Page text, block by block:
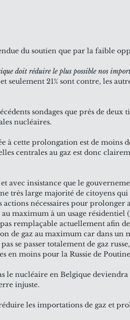
du soutien que par la faible
doit réduire le plus possible nos
seulement 21% sont contre, les
sondages que près de deux
nucléaires.
cette prolongation est de moins
centrales au gaz est donc
avec insistance que le
très large majorité de citoyens
nécessaires pour prolonger
maximum à un usage résidentiel
remplaçable actuellement afin
de gaz au maximum car dans un
se passer totalement de gaz
en moins pour la Russie de
le nucléaire en Belgique
injuste.
les importations de gaz et